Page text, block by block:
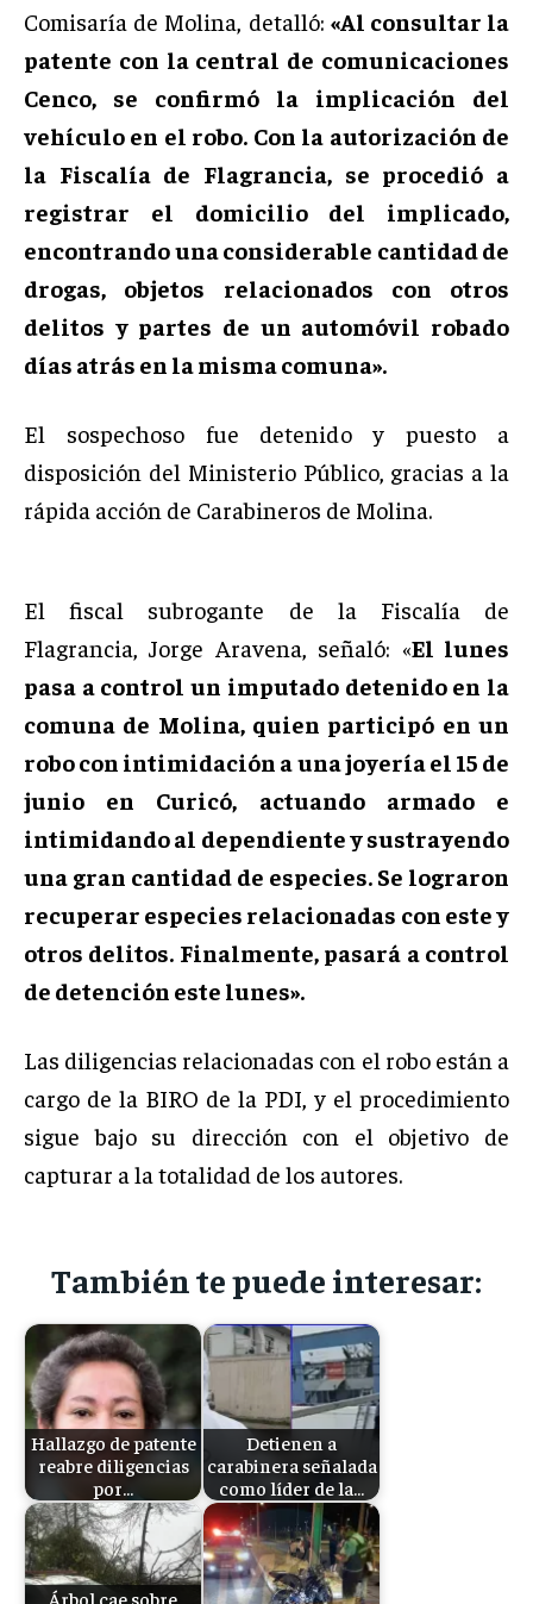
Comisaría de Molina, detalló: «Al consultar la
patente con la central de comunicaciones
Cenco, se confirmó la implicación del
vehículo en el robo. Con la autorización de
la Fiscalía de Flagrancia, se procedió a
registrar el domicilio del implicado,
encontrando una considerable cantidad de
drogas, objetos relacionados con otros
delitos y partes de un automóvil robado
días atrás en la misma comuna».
El sospechoso fue detenido y puesto a
disposición del Ministerio Público, gracias a la
rápida acción de Carabineros de Molina.
El fiscal subrogante de la Fiscalía de
Flagrancia, Jorge Aravena, señaló: «El lunes
pasa a control un imputado detenido en la
comuna de Molina, quien participó en un
robo con intimidación a una joyería el 15 de
junio en Curicó, actuando armado e
intimidando al dependiente y sustrayendo
una gran cantidad de especies. Se lograron
recuperar especies relacionadas con este y
otros delitos. Finalmente, pasará a control
de detención este lunes».
Las diligencias relacionadas con el robo están a
cargo de la BIRO de la PDI, y el procedimiento
sigue bajo su dirección con el objetivo de
capturar a la totalidad de los autores.
También te puede interesar:
Hallazgo de patente
reabre diligencias
por…
Detienen a
carabinera señalada
como líder de la…
Árbol cae sobre